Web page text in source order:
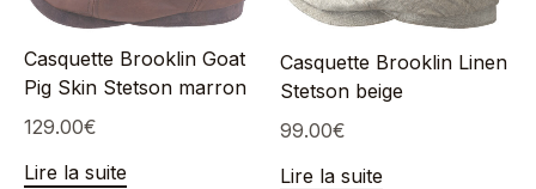
Casquette Brooklin Goat
Pig Skin Stetson marron
129.00€
Lire la suite
Casquette Brooklin Linen
Stetson beige
99.00€
Lire la suite